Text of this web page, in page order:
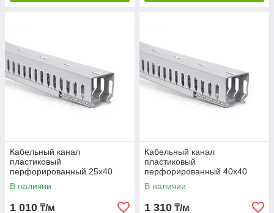
Кабельный канал
пластиковый
перфорированный 25х40
В наличии
1 010 ₸/м
Кабельный канал
пластиковый
перфорированный 40х40
В наличии
1 310 ₸/м